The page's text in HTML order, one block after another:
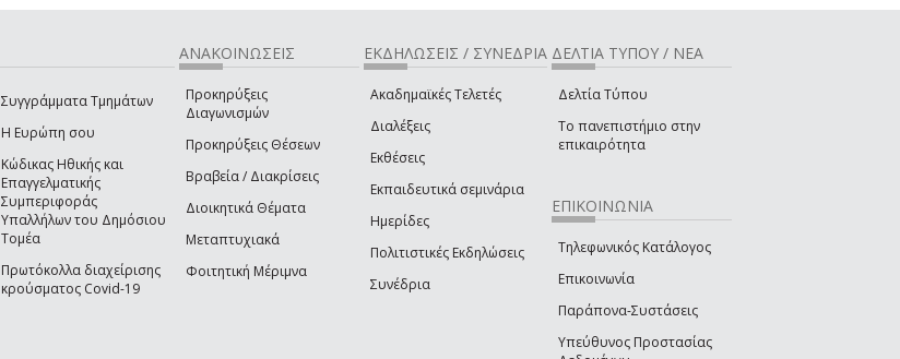
Συγγράμματα Τμημάτων
Η Ευρώπη σου
Κώδικας Ηθικής και
Επαγγελματικής
Συμπεριφοράς
Υπαλλήλων του Δημόσιου
Τομέα
Πρωτόκολλα διαχείρισης
κρούσματος Covid-19
ΑΝΑΚΟΙΝΩΣΕΙΣ
Προκηρύξεις
Διαγωνισμών
Προκηρύξεις Θέσεων
Βραβεία / Διακρίσεις
Διοικητικά Θέματα
Μεταπτυχιακά
Φοιτητική Μέριμνα
ΕΚΔΗΛΩΣΕΙΣ / ΣΥΝΕΔΡΙΑ
Ακαδημαϊκές Τελετές
Διαλέξεις
Εκθέσεις
Εκπαιδευτικά σεμινάρια
Ημερίδες
Πολιτιστικές Εκδηλώσεις
Συνέδρια
ΔΕΛΤΙΑ ΤΥΠΟΥ / ΝΕΑ
Δελτία Τύπου
Το πανεπιστήμιο στην
επικαιρότητα
ΕΠΙΚΟΙΝΩΝΙΑ
Τηλεφωνικός Κατάλογος
Επικοινωνία
Παράπονα-Συστάσεις
Υπεύθυνος Προστασίας